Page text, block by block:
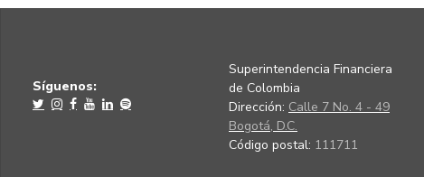
Síguenos:
Superintendencia Financiera
de Colombia
Dirección: Calle 7 No. 4 - 49
Bogotá, D.C.
Código postal: 111711